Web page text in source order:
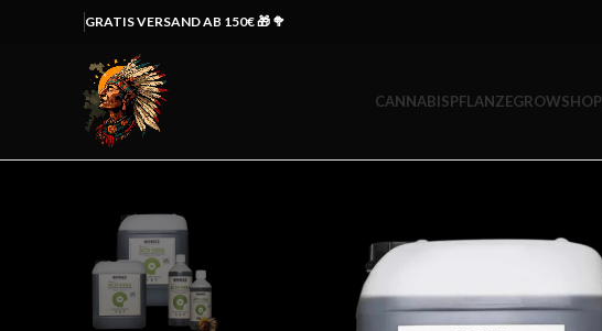
GRATIS VERSAND AB 150€ 🎁 🥦
CANNABISPFLANZEGROWSHOP